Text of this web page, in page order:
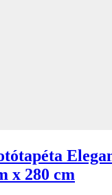
x 280 cm